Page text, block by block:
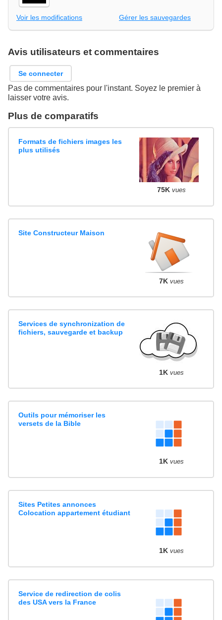
Voir les modifications Gérer les sauvegardes
Avis utilisateurs et commentaires
Se connecter
Pas de commentaires pour l'instant. Soyez le premier à
laisser votre avis.
Plus de comparatifs
Formats de fichiers images les
plus utilisés
75K vues
Site Constructeur Maison
7K vues
Services de synchronization de
fichiers, sauvegarde et backup
1K vues
Outils pour mémoriser les
versets de la Bible
1K vues
Sites Petites annonces
Colocation appartement étudiant
1K vues
Service de redirection de colis
des USA vers la France